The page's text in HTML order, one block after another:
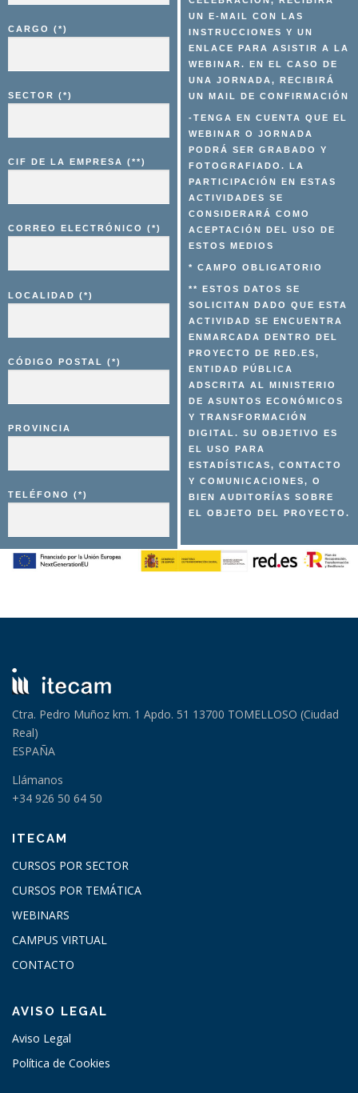
CARGO (*)
SECTOR (*)
CIF DE LA EMPRESA (**)
CORREO ELECTRÓNICO (*)
LOCALIDAD (*)
CÓDIGO POSTAL (*)
PROVINCIA
TELÉFONO (*)
UN E-MAIL CON LAS
INSTRUCCIONES Y UN
ENLACE PARA ASISTIR A LA
WEBINAR. EN EL CASO DE
UNA JORNADA, RECIBIRÁ
UN MAIL DE CONFIRMACIÓN
-TENGA EN CUENTA QUE EL
WEBINAR O JORNADA
PODRÁ SER GRABADO Y
FOTOGRAFIADO. LA
PARTICIPACIÓN EN ESTAS
ACTIVIDADES SE
CONSIDERARÁ COMO
ACEPTACIÓN DEL USO DE
ESTOS MEDIOS
* CAMPO OBLIGATORIO
** ESTOS DATOS SE
SOLICITAN DADO QUE ESTA
ACTIVIDAD SE ENCUENTRA
ENMARCADA DENTRO DEL
PROYECTO DE RED.ES,
ENTIDAD PÚBLICA
ADSCRITA AL MINISTERIO
DE ASUNTOS ECONÓMICOS
Y TRANSFORMACIÓN
DIGITAL. SU OBJETIVO ES
EL USO PARA
ESTADÍSTICAS, CONTACTO
Y COMUNICACIONES, O
BIEN AUDITORÍAS SOBRE
EL OBJETO DEL PROYECTO.
Ctra. Pedro Muñoz km. 1 Apdo. 51 13700 TOMELLOSO (Ciudad
Real)
ESPAÑA
Llámanos
+34 926 50 64 50
ITECAM
CURSOS POR SECTOR
CURSOS POR TEMÁTICA
WEBINARS
CAMPUS VIRTUAL
CONTACTO
AVISO LEGAL
Aviso Legal
Política de Cookies